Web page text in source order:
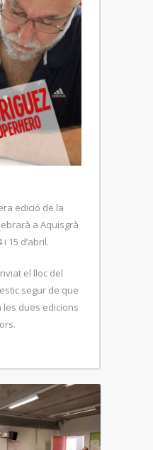
edició de la
a Aquisgrà
15 d’abril.
el lloc del
segur de que
les dues edicions